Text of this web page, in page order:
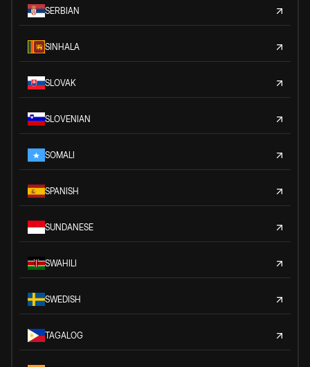
SERBIAN
SINHALA
SLOVAK
SLOVENIAN
SOMALI
SPANISH
SUNDANESE
SWAHILI
SWEDISH
TAGALOG